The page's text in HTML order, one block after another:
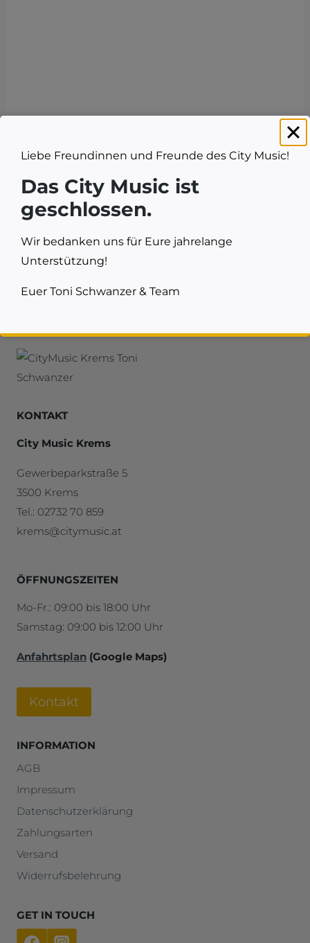
KONTAKT
City Music Krems
Gewerbeparkstraße 5
3500 Krems
Tel.: 02732 70 859
krems@citymusic.at
ÖFFNUNGSZEITEN
Mo-Fr.: 09:00 bis 18:00 Uhr
Samstag: 09:00 bis 12:00 Uhr
Anfahrtsplan (Google Maps)
Kontakt
INFORMATION
AGB
Impressum
Datenschutzerklärung
Zahlungsarten
Versand
Widerrufsbelehrung
GET IN TOUCH
Liebe Freundinnen und Freunde des City Music!
Das City Music ist
geschlossen.
Wir bedanken uns für Eure jahrelange
Unterstützung!
Euer Toni Schwanzer & Team